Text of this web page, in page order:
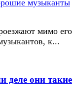
мимо его
к...
деле они такие